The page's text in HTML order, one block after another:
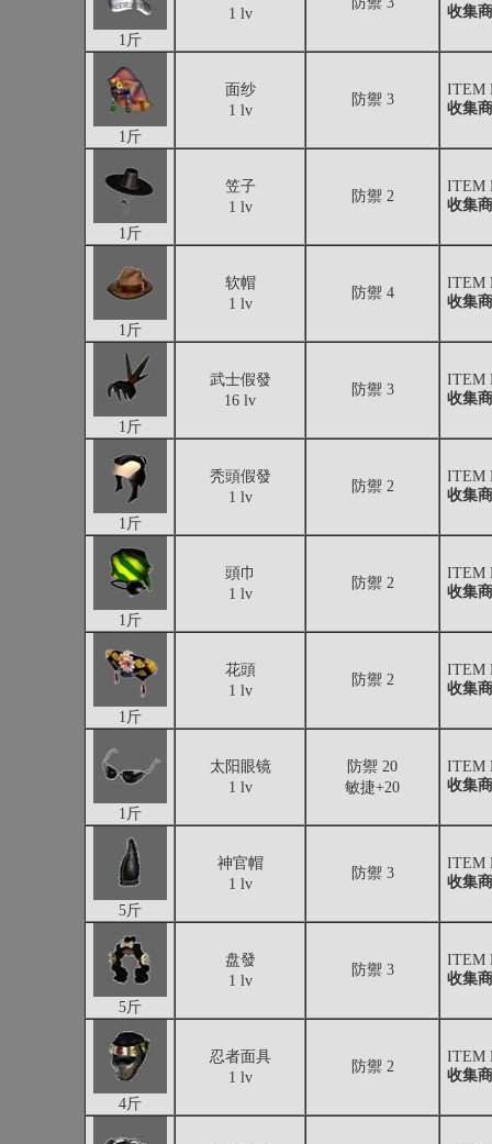
1斤
1 lv
收集
1斤
面纱
1 lv
防禦 3
ITEM
收集
1斤
笠子
1 lv
防禦 2
ITEM
收集
1斤
软帽
1 lv
防禦 4
ITEM
收集
1斤
武士假發
16 lv
防禦 3
ITEM
收集
1斤
秃頭假發
1 lv
防禦 2
ITEM
收集
1斤
頭巾
1 lv
防禦 2
ITEM
收集
1斤
花頭
1 lv
防禦 2
ITEM
收集
1斤
太阳眼镜
1 lv
防禦 20
敏捷+20
ITEM
收集
5斤
神官帽
1 lv
防禦 3
ITEM
收集
5斤
盘發
1 lv
防禦 3
ITEM
收集
4斤
忍者面具
1 lv
防禦 2
ITEM
收集